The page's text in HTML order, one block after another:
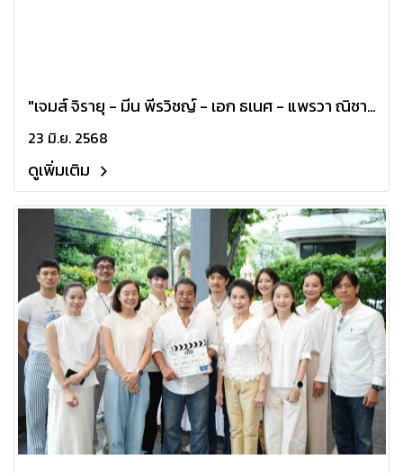
"เจมส์ จิรายุ - มีน พีรวิชญ์ - เอก ธเนศ - แพรวา ณิชา
ภัทร" บุก "ท่าแร่" ปลุกความสยองท่าใหม่ ท้าทายขีดสุด
การแสดง หลอนแรงกว่าที่เคยมีมา 7 สิงหาคมนี้ ในโรง
ภาพยนตร์
23 มิ.ย. 2568
ดูเพิ่มเติม